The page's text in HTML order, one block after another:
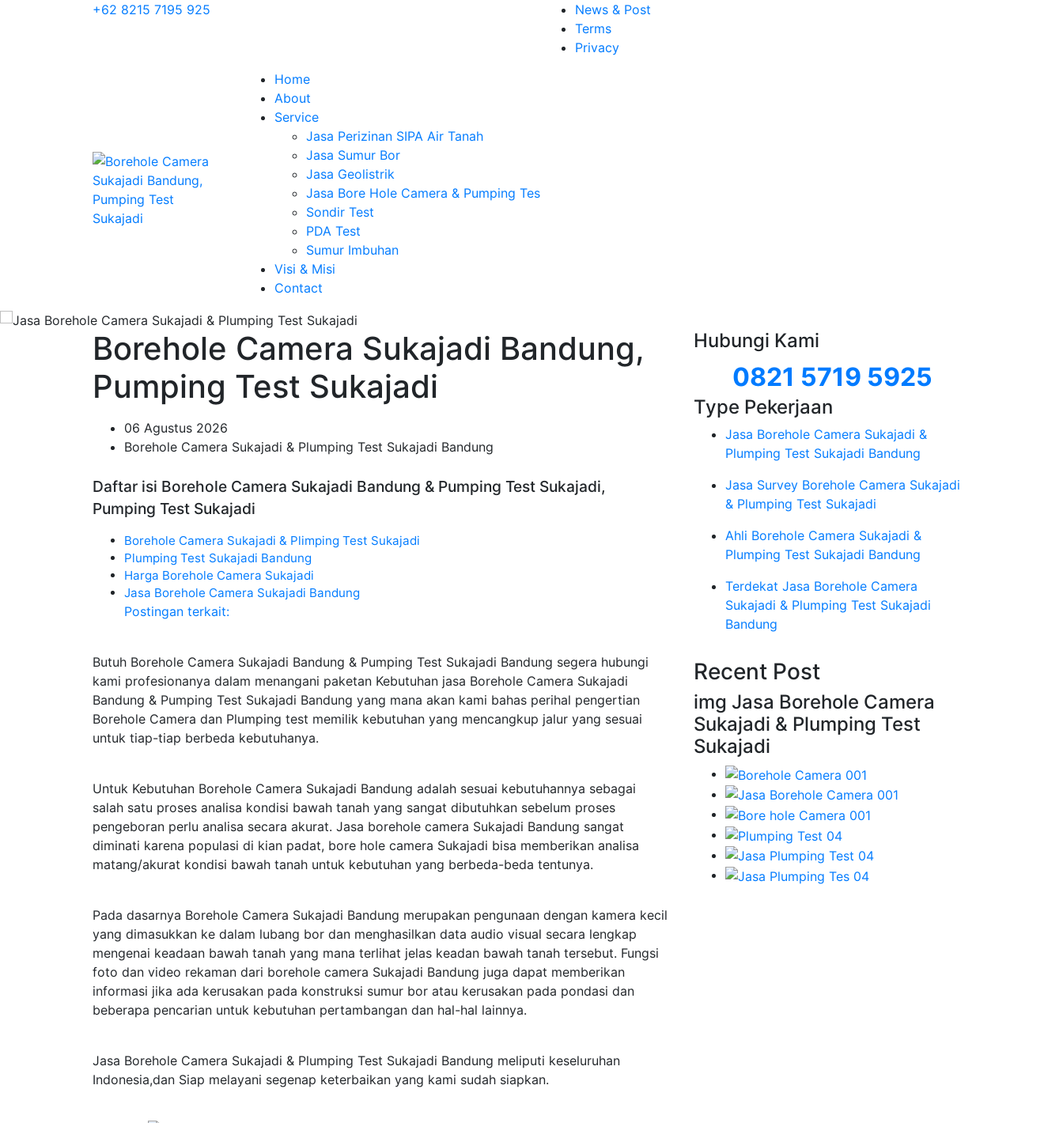
+62 8215 7195 925
News & Post
Terms
Privacy
Home
About
Service
Jasa Perizinan SIPA Air Tanah
Jasa Sumur Bor
Jasa Geolistrik
Jasa Bore Hole Camera & Pumping Tes
Sondir Test
PDA Test
Sumur Imbuhan
Visi & Misi
Contact
Borehole Camera Sukajadi Bandung,
Pumping Test Sukajadi
06 Agustus 2026
Borehole Camera Sukajadi & Plumping Test Sukajadi Bandung
Daftar isi Borehole Camera Sukajadi Bandung & Pumping Test Sukajadi,
Pumping Test Sukajadi
Borehole Camera Sukajadi & Plimping Test Sukajadi
Plumping Test Sukajadi Bandung
Harga Borehole Camera Sukajadi
Jasa Borehole Camera Sukajadi Bandung
Postingan terkait:
Butuh Borehole Camera Sukajadi Bandung & Pumping Test Sukajadi Bandung segera hubungi
kami profesionanya dalam menangani paketan Kebutuhan jasa Borehole Camera Sukajadi
Bandung & Pumping Test Sukajadi Bandung yang mana akan kami bahas perihal pengertian
Borehole Camera dan Plumping test memilik kebutuhan yang mencangkup jalur yang sesuai
untuk tiap-tiap berbeda kebutuhanya.
Untuk Kebutuhan Borehole Camera Sukajadi Bandung adalah sesuai kebutuhannya sebagai
salah satu proses analisa kondisi bawah tanah yang sangat dibutuhkan sebelum proses
pengeboran perlu analisa secara akurat. Jasa borehole camera Sukajadi Bandung sangat
diminati karena populasi di kian padat, bore hole camera Sukajadi bisa memberikan analisa
matang/akurat kondisi bawah tanah untuk kebutuhan yang berbeda-beda tentunya.
Pada dasarnya Borehole Camera Sukajadi Bandung merupakan pengunaan dengan kamera kecil
yang dimasukkan ke dalam lubang bor dan menghasilkan data audio visual secara lengkap
mengenai keadaan bawah tanah yang mana terlihat jelas keadan bawah tanah tersebut. Fungsi
foto dan video rekaman dari borehole camera Sukajadi Bandung juga dapat memberikan
informasi jika ada kerusakan pada konstruksi sumur bor atau kerusakan pada pondasi dan
beberapa pencarian untuk kebutuhan pertambangan dan hal-hal lainnya.
Jasa Borehole Camera Sukajadi & Plumping Test Sukajadi Bandung meliputi keseluruhan
Indonesia,dan Siap melayani segenap keterbaikan yang kami sudah siapkan.
Hubungi Kami
0821 5719 5925
Type Pekerjaan
Jasa Borehole Camera Sukajadi &
Plumping Test Sukajadi Bandung
Jasa Survey Borehole Camera Sukajadi
& Plumping Test Sukajadi
Ahli Borehole Camera Sukajadi &
Plumping Test Sukajadi Bandung
Terdekat Jasa Borehole Camera
Sukajadi & Plumping Test Sukajadi
Bandung
Recent Post
img Jasa Borehole Camera
Sukajadi & Plumping Test
Sukajadi